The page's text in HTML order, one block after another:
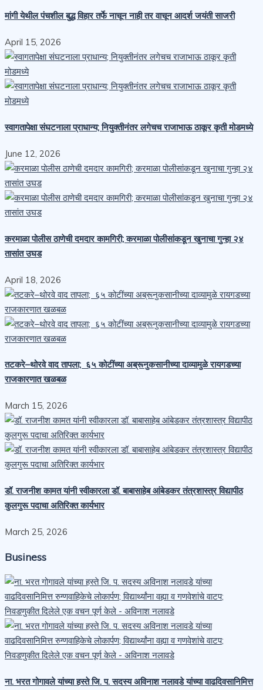
मांगी येथील पंचशील बुद्ध विहार तर्फे नाचून नाही तर वाचून आदर्श जयंती साजरी
April 15, 2026
स्वागतापेक्षा संघटनाला प्राधान्य; नियुक्तीनंतर लगेचच राजाभाऊ ठाकूर कृती मोडमध्ये
June 12, 2026
करमाळा पोलीस ठाणेची दमदार कामगिरी; करमाळा पोलीसांकडून खुनाचा गुन्हा २४
तासांत उघड
April 18, 2026
तटकरे–थोरवे वाद तापला; ६५ कोटींच्या अब्रूनुकसानीच्या दाव्यामुळे रायगडच्या
राजकारणात खळबळ
March 15, 2026
डॉ. राजनीश कामत यांनी स्वीकारला डॉ. बाबासाहेब आंबेडकर तंत्रशास्त्र विद्यापीठ
कुलगुरू पदाचा अतिरिक्त कार्यभार
March 25, 2026
Business
ना. भरत गोगावले यांच्या हस्ते जि. प. सदस्य अविनाश नलावडे यांच्या वाढदिवसानिमित्त